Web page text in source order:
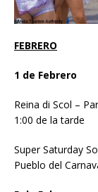
FEBRERO
1 de Febrero
Reina di Scol –
1:00 de la tarde
Super Saturday
Pueblo del